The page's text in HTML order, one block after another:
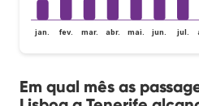
jan. fev. mar. abr. mai. jun. jul.
Em qual mês as